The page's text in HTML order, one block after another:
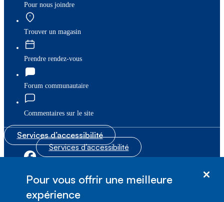
Pour nous joindre
Trouver un magasin
Prendre rendez-vous
Forum communautaire
Commentaires sur le site
Services d’accessibilité
Services d’accessibilité
Pour vous offrir une meilleure
expérience